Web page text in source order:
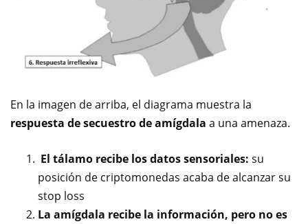
En la imagen de arriba, el diagrama muestra la
respuesta de secuestro de amígdala a una amenaza.
El tálamo recibe los datos sensoriales: su
posición de criptomonedas acaba de alcanzar su
stop loss
La amígdala recibe la información, pero no es